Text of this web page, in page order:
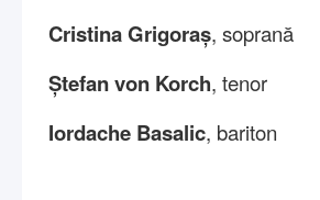
Cristina Grigoraș, soprană
Ștefan von Korch, tenor
Iordache Basalic, bariton